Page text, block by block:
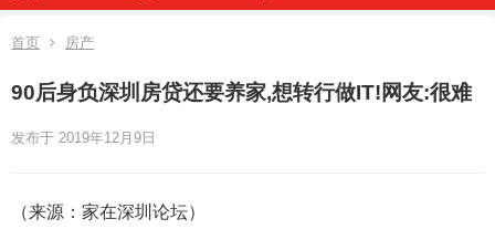
首页 房产
90后身负深圳房贷还要养家,想转行做IT!网友:很难
发布于 2019年12月9日
（来源：家在深圳论坛）